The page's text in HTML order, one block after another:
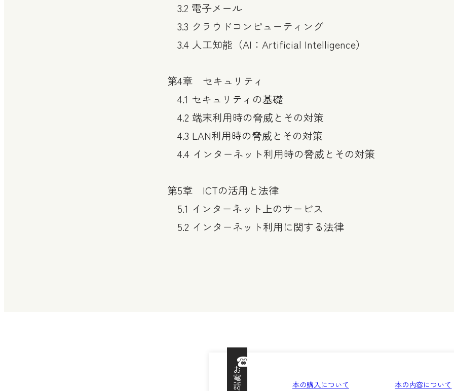
3.2 電子メール
3.3 クラウドコンピューティング
3.4 人工知能（AI：Artificial Intelligence）
第4章 セキュリティ
4.1 セキュリティの基礎
4.2 端末利用時の脅威とその対策
4.3 LAN利用時の脅威とその対策
4.4 インターネット利用時の脅威とその対策
第5章 ICTの活用と法律
5.1 インターネット上のサービス
5.2 インターネット利用に関する法律
お電話で 本の購入について 本の内容について